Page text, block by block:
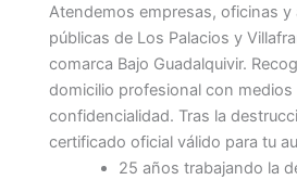
Atendemos empresas, oficinas y
públicas de Los Palacios y
comarca Bajo Guadalquivir.
domicilio profesional con
confidencialidad. Tras la
certificado oficial válido para tu
25 años trabajando la